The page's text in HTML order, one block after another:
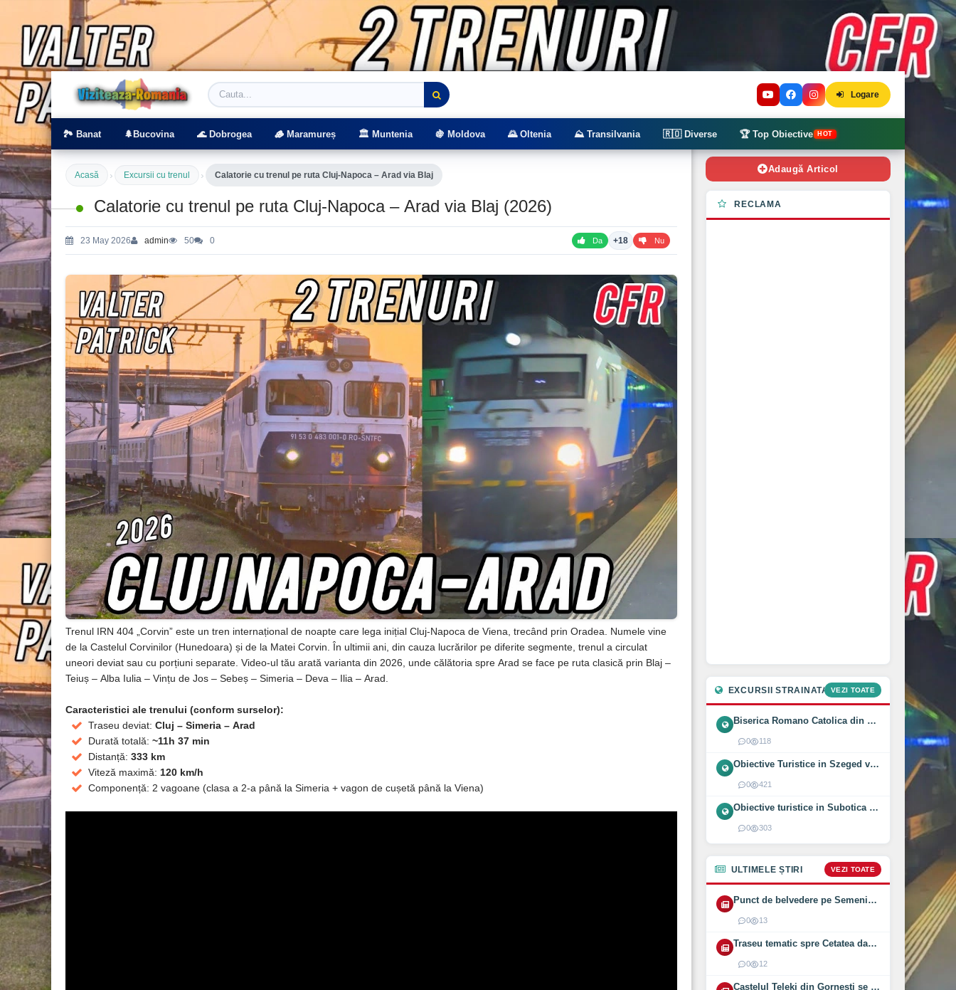
Viziteaza Romania | Obiective Turistice | Trasee montane
Logare
🏞️ Banat 🌲Bucovina 🌊 Dobrogea 🪵 Maramureș 🏛️ Muntenia 🍇 Moldova 🌄 Oltenia ⛰️ Transilvania 🇷🇴 Diverse 🏆 Top Obiective HOT
Acasă › Excursii cu trenul › Calatorie cu trenul pe ruta Cluj‑Napoca – Arad via Blaj
Calatorie cu trenul pe ruta Cluj‑Napoca – Arad via Blaj (2026)
23 May 2026 admin 50 0 Da +18 Nu
Trenul IRN 404 „Corvin” este un tren internațional de noapte care lega inițial Cluj-Napoca de Viena, trecând prin Oradea. Numele vine
de la Castelul Corvinilor (Hunedoara) și de la Matei Corvin. În ultimii ani, din cauza lucrărilor pe diferite segmente, trenul a circulat
uneori deviat sau cu porțiuni separate. Video-ul tău arată varianta din 2026, unde călătoria spre Arad se face pe ruta clasică prin Blaj –
Teiuș – Alba Iulia – Vințu de Jos – Sebeș – Simeria – Deva – Ilia – Arad.
Caracteristici ale trenului (conform surselor):
Traseu deviat: Cluj – Simeria – Arad
Durată totală: ~11h 37 min
Distanță: 333 km
Viteză maximă: 120 km/h
Componență: 2 vagoane (clasa a 2‑a până la Simeria + vagon de cușetă până la Viena)
Adaugă Articol
RECLAMA
EXCURSII STRAINATATEVEZI TOATE
Biserica Romano Catolica din Óföldeák, Ungaria (2025)
0 118
Obiective Turistice in Szeged vizitate intr-o zi (2024)
0 421
Obiective turistice in Subotica vizitate intr-o zi (2024)
0 303
ULTIMELE ȘTIRI VEZI TOATE
Punct de belvedere pe Semenic inaugurat pe 1 August 2026
0 13
Traseu tematic spre Cetatea dacică Bănița deschis (2026)
0 12
Castelul Teleki din Gornești se redeschide pe 1 august 2026